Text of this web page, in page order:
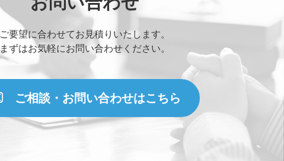
ご要望に合わせてお見積りいたします。
まずはお気軽にお問い合わせください。
ご相談・お問い合わせはこちら